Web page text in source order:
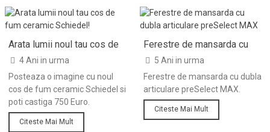
Arata lumii noul tau cos de
fum ceramic Schiedel!
4 Ani in urma
Posteaza o imagine cu noul
cos de fum ceramic Schiedel si
poti castiga 750 Euro.
Citeste Mai Mult
Ferestre de mansarda cu
dubla articulare preSelect
5 Ani in urma
Ferestre de mansarda cu dubla
articulare preSelect MAX.
Citeste Mai Mult